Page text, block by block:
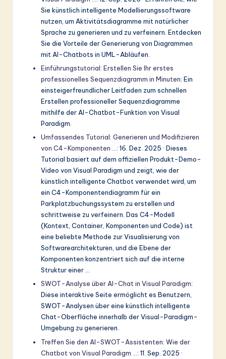
Sie künstlich intelligente Modellierungssoftware
nutzen, um Aktivitätsdiagramme mit natürlicher
Sprache zu generieren und zu verfeinern. Entdecken
Sie die Vorteile der Generierung von Diagrammen
mit AI-Chatbots in UML-Abläufen.
Einführungstutorial: Erstellen Sie Ihr erstes
professionelles Sequenzdiagramm in Minuten: Ein
einsteigerfreundlicher Leitfaden zum schnellen
Erstellen professioneller Sequenzdiagramme
mithilfe der AI-Chatbot-Funktion von Visual
Paradigm.
Umfassendes Tutorial: Generieren und Modifizieren
von C4-Komponenten …: 16. Dez. 2025 · Dieses
Tutorial basiert auf dem offiziellen Produkt-Demo-
Video von Visual Paradigm und zeigt, wie der
künstlich intelligente Chatbot verwendet wird, um
ein C4-Komponentendiagramm für ein
Parkplatzbuchungssystem zu erstellen und
schrittweise zu verfeinern. Das C4-Modell
(Kontext, Container, Komponenten und Code) ist
eine beliebte Methode zur Visualisierung von
Softwarearchitekturen, und die Ebene der
Komponenten konzentriert sich auf die interne
Struktur einer …
SWOT-Analyse über AI-Chat in Visual Paradigm:
Diese interaktive Seite ermöglicht es Benutzern,
SWOT-Analysen über eine künstlich intelligente
Chat-Oberfläche innerhalb der Visual-Paradigm-
Umgebung zu generieren.
Treffen Sie den AI-SWOT-Assistenten: Wie der
Chatbot von Visual Paradigm … : 11. Sep. 2025 ·